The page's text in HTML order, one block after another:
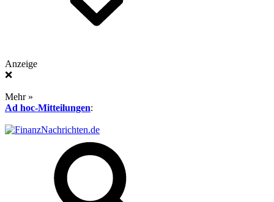
Anzeige
❌
Mehr »
Ad hoc-Mitteilungen: